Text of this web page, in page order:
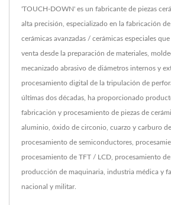
'TOUCH-DOWN' es un fabricante de piezas
alta precisión, especializado en la fabricación
cerámicas avanzadas / cerámicas especiales
venta desde la preparación de materiales,
mecanizado abrasivo de diámetros internos y
procesamiento digital de la tripulación de
últimas dos décadas, ha proporcionado
fabricación y procesamiento de piezas de
aluminio, óxido de circonio, cuarzo y carburo
procesamiento de semiconductores,
procesamiento de TFT / LCD, procesamiento de
producción de maquinaria, industria médica y
nacional y militar.